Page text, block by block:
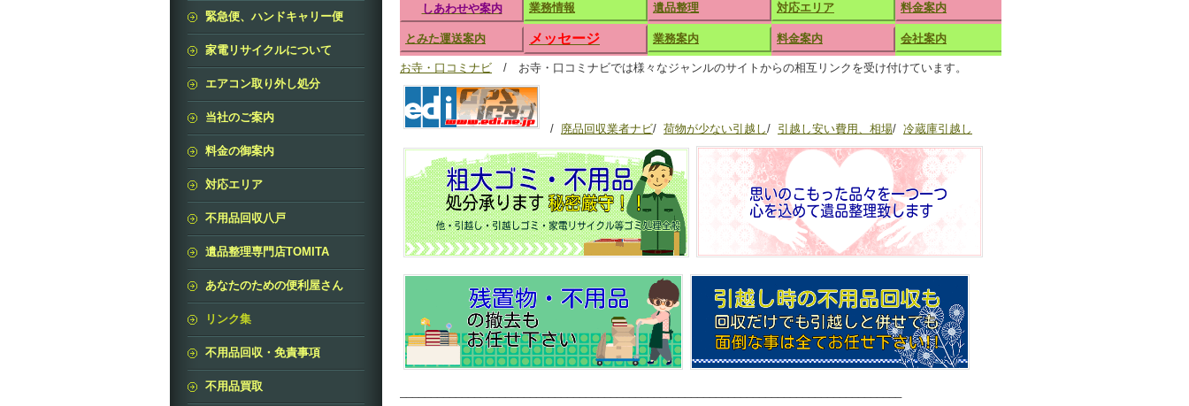
しあわせや案内 業務情報 遺品整理 対応エリア 料金案内
とみた運送案内 メッセージ 業務案内 料金案内 会社案内
お寺・口コミナビ / お寺・口コミナビでは様々なジャンルのサイトからの相互リンクを受け付けています。
/ 廃品回収業者ナビ/ 荷物が少ない引越し/ 引越し安い費用、相場/ 冷蔵庫引越し
緊急便、ハンドキャリー便
家電リサイクルについて
エアコン取り外し処分
当社のご案内
料金の御案内
対応エリア
不用品回収八戸
遺品整理専門店TOMITA
あなたのための便利屋さん
リンク集
不用品回収・免責事項
不用品買取